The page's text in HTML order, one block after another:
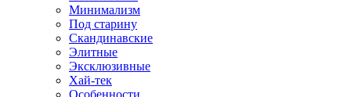
Минимализм
Под старину
Скандинавские
Элитные
Эксклюзивные
Хай-тек
Особенности